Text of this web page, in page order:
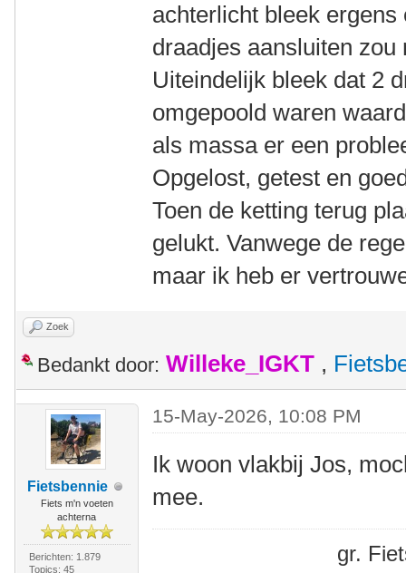
achterlicht bleek
draadjes aansluiten
Uiteindelijk bleek dat 2
omgepoold waren
als massa er een
Opgelost, getest en
Toen de ketting terug
gelukt. Vanwege de
maar ik heb er
Zoek
Bedankt door: Willeke_IGKT ,
Fietsbennie
Fiets m'n voeten
achterna
Berichten: 1.879
Topics: 45
15-May-2026, 10:08 PM
Ik woon vlakbij Jos,
mee.
gr.